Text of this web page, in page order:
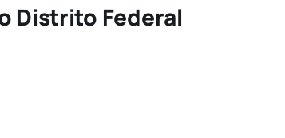
Distrito Federal